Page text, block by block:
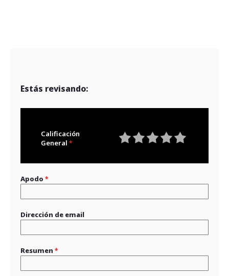
Estás revisando:
Calificación
General
Apodo
Dirección de email
Resumen